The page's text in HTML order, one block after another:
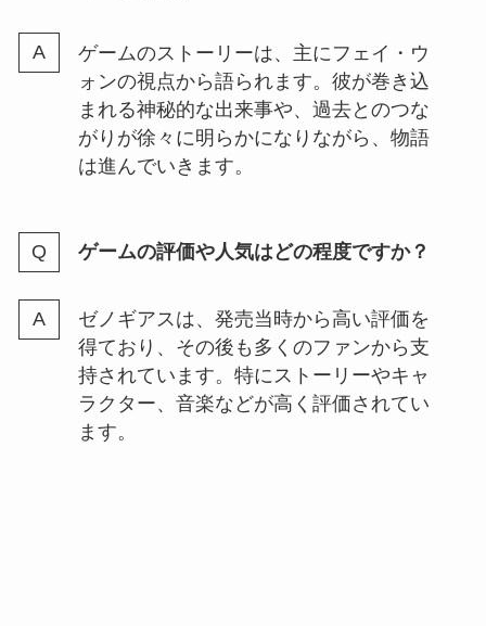
ゲームのストーリーは、主にフェイ・ウ
ォンの視点から語られます。彼が巻き込
まれる神秘的な出来事や、過去とのつな
がりが徐々に明らかになりながら、物語
は進んでいきます。
ゲームの評価や人気はどの程度ですか？
ゼノギアスは、発売当時から高い評価を
得ており、その後も多くのファンから支
持されています。特にストーリーやキャ
ラクター、音楽などが高く評価されてい
ます。